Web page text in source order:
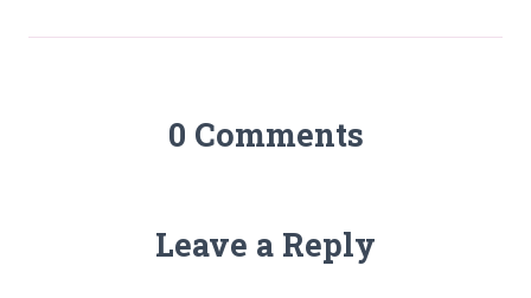
0 Comments
Leave a Reply